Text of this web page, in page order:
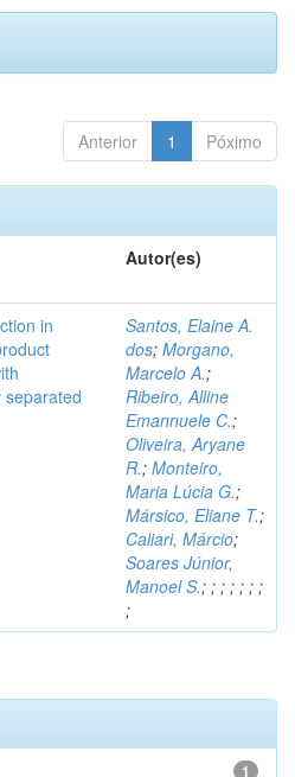
Anterior 1 Póximo
Autor(es)
in
separated
Santos, Elaine A.
dos; Morgano,
Marcelo A.;
Ribeiro, Alline
Emannuele C.;
Oliveira, Aryane
R.; Monteiro,
Maria Lúcia G.;
Mársico, Eliane T.;
Caliari, Márcio;
Soares Júnior,
Manoel S.; ; ; ; ; ; ;
;
1